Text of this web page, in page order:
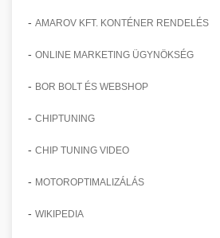
- AMAROV KFT. KONTÉNER RENDELÉS
- ONLINE MARKETING ÜGYNÖKSÉG
- BOR BOLT ÉS WEBSHOP
- CHIPTUNING
- CHIP TUNING VIDEO
- MOTOROPTIMALIZÁLÁS
- WIKIPEDIA